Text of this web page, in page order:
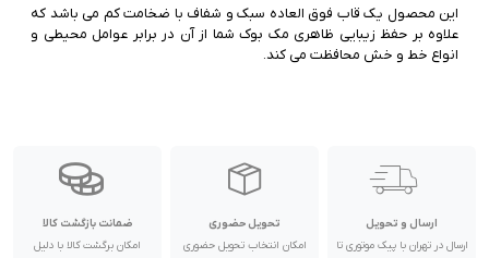
این محصول یک قاب فوق العاده سبک و شفاف با ضخامت کم می باشد که
علاوه بر حفظ زیبایی ظاهری مک بوک شما از آن در برابر عوامل محیطی و
انواع خط و خش محافظت می کند.
ارسال و تحویل
ارسال در تهران با پیک موتوری تا
تحویل حضوری
امکان انتخاب تحویل حضوری
ضمانت بازگشت کالا
امکان برگشت کالا با دلیل